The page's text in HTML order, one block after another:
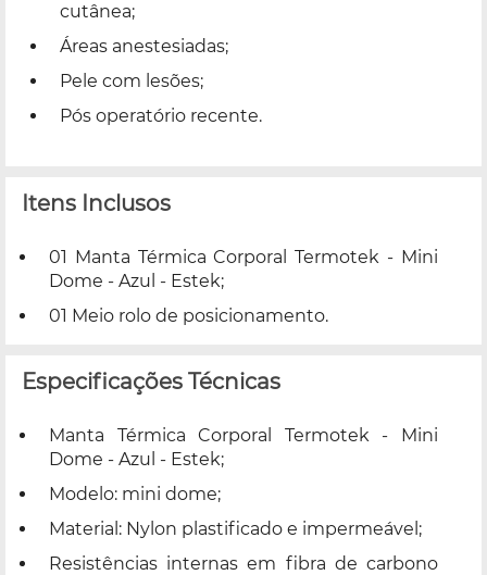
cutânea;
Áreas anestesiadas;
Pele com lesões;
Pós operatório recente.
Itens Inclusos
01 Manta Térmica Corporal Termotek - Mini
Dome - Azul - Estek;
01 Meio rolo de posicionamento.
Especificações Técnicas
Manta Térmica Corporal Termotek - Mini
Dome - Azul - Estek;
Modelo: mini dome;
Material: Nylon plastificado e impermeável;
Resistências internas em fibra de carbono